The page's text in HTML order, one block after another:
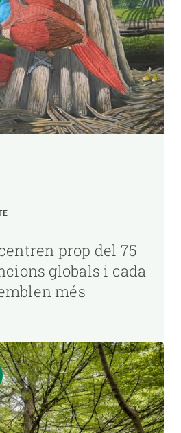
prop del 75
globals i cada
més